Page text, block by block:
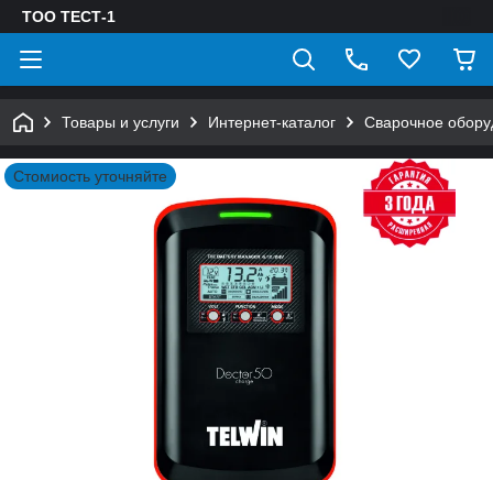
ТОО ТЕСТ-1
Товары и услуги Интернет-каталог Сварочное
Стомиость уточняйте